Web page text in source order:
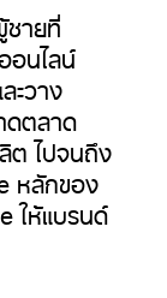
ายที่
อนไลน์
ะวาง
ดตลาด
ต ไปจนถึง
หลักของ
ให้แบรนด์